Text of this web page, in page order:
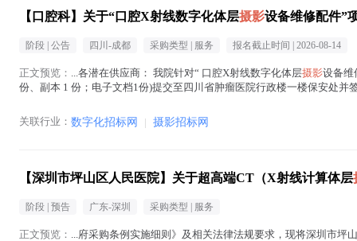
【口腔科】关于“口腔X射线数字化体层摄影设备维修配件”
阶段 | 公告 四川-成都 采购类型 | 服务 报名截止时间 | 2026-08-14
正文预览： ...各潜在供应商： 我院针对“ 口腔X射线数字化体层摄影设备维
份、副本 1 份；电子文档1份)提交至四川省肿瘤医院行政楼一楼保安处
关联行业： 数字化招标网 | 摄影招标网
【深圳市坪山区人民医院】关于超高端CT（X射线计算体层
阶段 | 预告 广东-深圳 采购类型 | 服务
正文预览： ...府采购条例实施细则》及相关法律法规要求，现将深圳市坪